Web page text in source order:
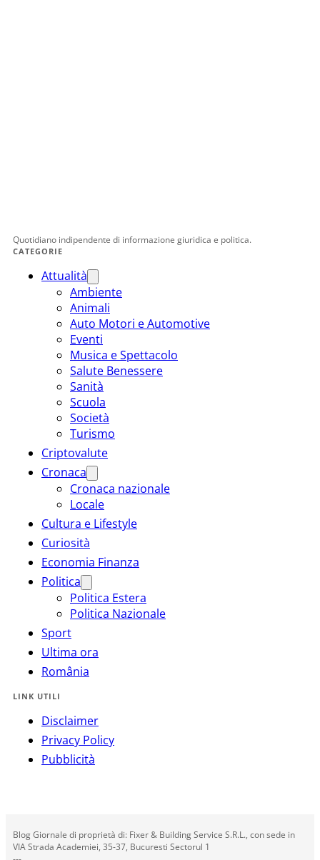
Quotidiano indipendente di informazione giuridica e politica.
CATEGORIE
Attualità
Ambiente
Animali
Auto Motori e Automotive
Eventi
Musica e Spettacolo
Salute Benessere
Sanità
Scuola
Società
Turismo
Criptovalute
Cronaca
Cronaca nazionale
Locale
Cultura e Lifestyle
Curiosità
Economia Finanza
Politica
Politica Estera
Politica Nazionale
Sport
Ultima ora
România
LINK UTILI
Disclaimer
Privacy Policy
Pubblicità
Blog Giornale di proprietà di: Fixer & Building Service S.R.L., con sede in
VIA Strada Academiei, 35-37, Bucuresti Sectorul 1